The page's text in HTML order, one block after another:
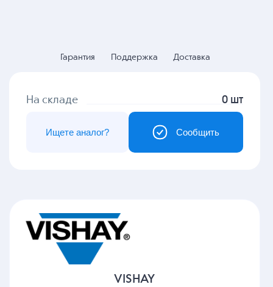
Гарантия Поддержка Доставка
На складе 0 шт
Сообщить
Ищете аналог?
VISHAY